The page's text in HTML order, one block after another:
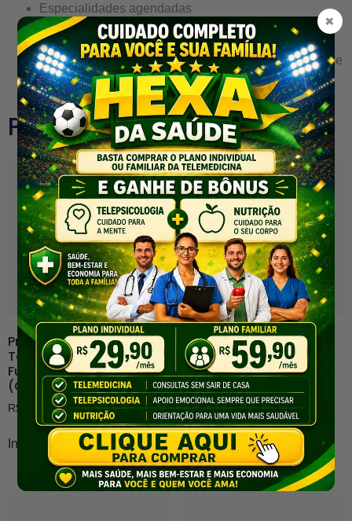
Especialidades agendadas
Consultas ilimitadas
Descontos em medicamentos
Assistência funeral com cobertura para morte natural e
acidental dos sócios R$ 5.000,00 por beneficiário
Produtos relacionados
Programa De
Telemedicina + Auxílio
Funeral – Familiar
(Cartão)
R$ / mês
Inscreva-se agora
Programa De
Telemedicina + Auxílio
Funeral – Individual
(Cartão)
R$49,90 / mês
Inscreva-se agora
×